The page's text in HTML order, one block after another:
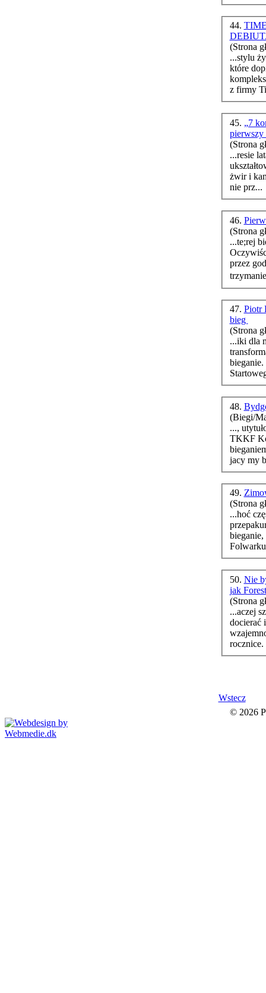
44.
(Strona
...stylu życia. - Celem programu jest
które
z firmy
45. „7
(Strona
...resie
żwir i kamienie. Jadąc na ten
nie prz...
46.
(Strona
...te;rej
przez
47. Piotr
bieg
(Strona
...iki dla
bieganie.
48.
(Biegi/
...,
TKKF
bieganie
jacy my
49.
(Strona
...hoć
bieganie,
50. Nie
jak
(Strona
...aczej
docierać
Wstecz
© 2026